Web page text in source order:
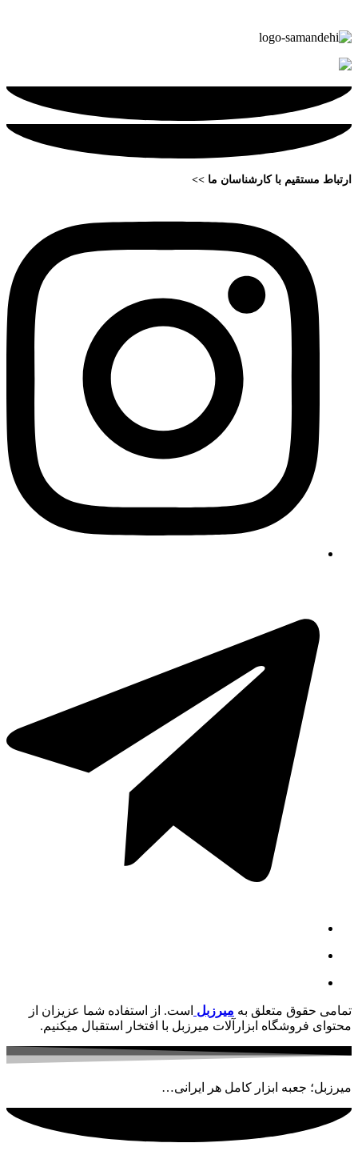
ارتباط مستقیم با کارشناسان ما >>
تمامی حقوق متعلق به میرزبل است. از استفاده شما عزیزان از
محتوای فروشگاه ابزارآلات میرزبل با افتخار استقبال میکنیم.
میرزبل؛ جعبه ابزار کامل هر ایرانی…